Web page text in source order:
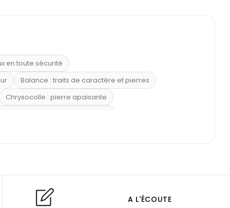
en toute sécurité
Balance : traits de caractère et pierres
Chrysocolle : pierre apaisante
Fluorite : pierre la plus colorée
A L'ÉCOUTE